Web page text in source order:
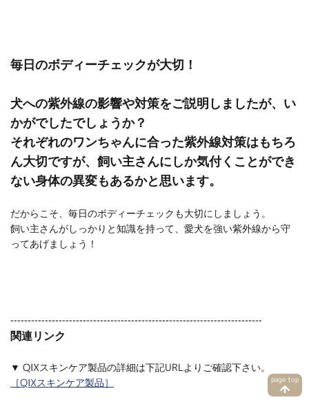
毎日のボディーチェックが大切！
犬への紫外線の影響や対策をご説明しましたが、い
かがでしたでしょうか？
それぞれのワンちゃんに合った紫外線対策はもちろ
ん大切ですが、飼い主さんにしか気付くことができ
ない身体の異変もあるかと思います。
だからこそ、毎日のボディーチェックも大切にしましょう。
飼い主さんがしっかりと知識を持って、愛犬を強い紫外線から守
ってあげましょう！
-------------------------------------------------------------------------
関連リンク
▼ QIXスキンケア製品の詳細は下記URLよりご確認下さい。
［QIXスキンケア製品］
page top